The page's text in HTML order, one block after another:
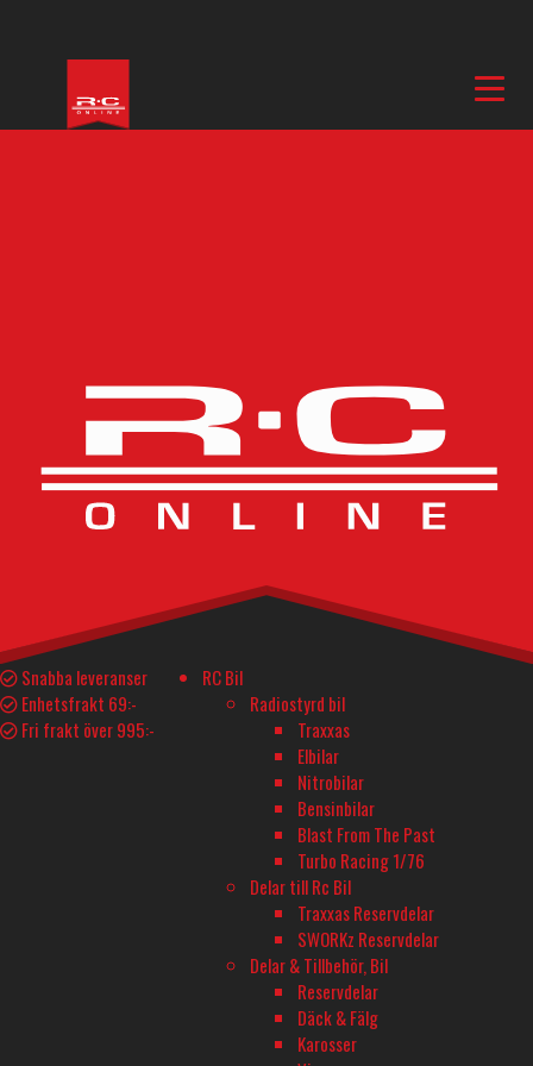
Snabba leveranser
Enhetsfrakt 69:-
Fri frakt över 995:-
RC Bil
Radiostyrd bil
Traxxas
Elbilar
Nitrobilar
Bensinbilar
Blast From The Past
Turbo Racing 1/76
Delar till Rc Bil
Traxxas Reservdelar
SWORKz Reservdelar
Delar & Tillbehör, Bil
Reservdelar
Däck & Fälg
Karosser
Bilar/Delar & Tillbehör, Bil
LED Ljus Fram & Tak Set
Komplett Rustler 4×4
ARTIKELNUMMER
426795
Teknisk Spec.
TRAXXAS RUSTLER 4X4 LED LIGHT KIT
The Traxxas Rustler 4X4 takes stadium truck performance to new